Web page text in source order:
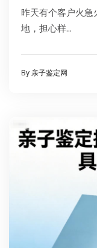
昨天有个客户火
地，担心样...
By 亲子鉴定网